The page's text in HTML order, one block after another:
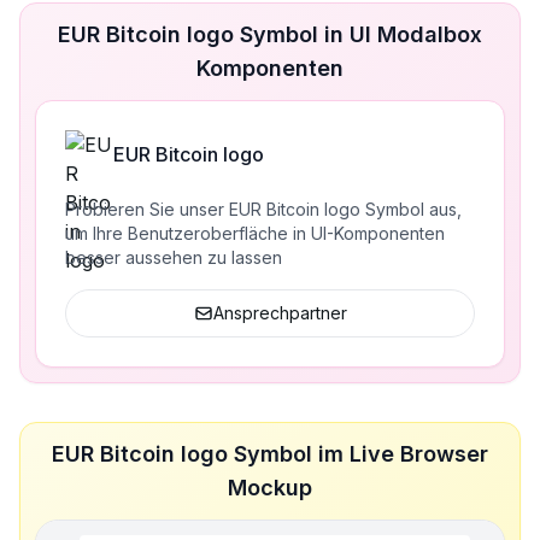
EUR Bitcoin logo Symbol in UI Modalbox
Komponenten
EUR Bitcoin logo
Probieren Sie unser EUR Bitcoin logo Symbol aus,
um Ihre Benutzeroberfläche in UI-Komponenten
besser aussehen zu lassen
Ansprechpartner
EUR Bitcoin logo Symbol im Live Browser
Mockup